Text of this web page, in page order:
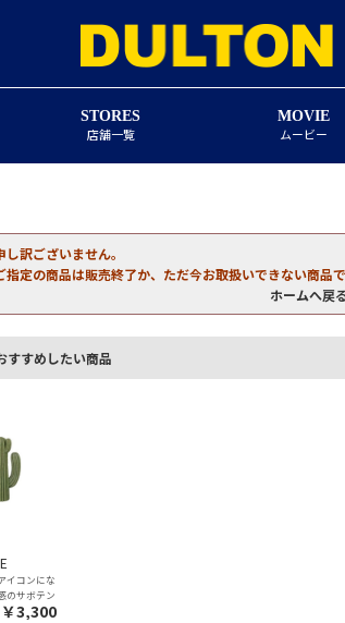
STORES
店舗一覧
MOVIE
ムービー
し訳ございません。
指定の商品は販売終了か、ただ今お取扱いできない商品で
ホームへ戻
すすめしたい商品
イコンにな
のサボテン
￥3,300